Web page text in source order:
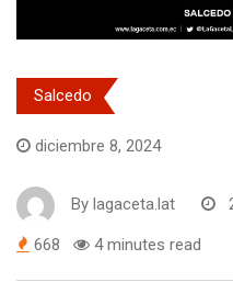
Salcedo
diciembre 8, 2024
By lagaceta.lat
668 4 minutes read